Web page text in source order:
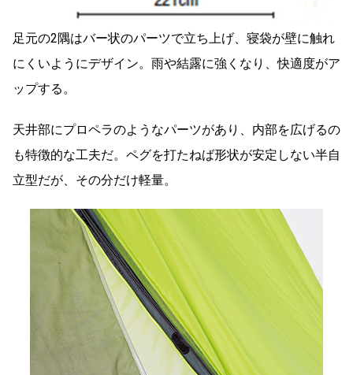
足元の2隅はバー状のパーツで立ち上げ、寝袋が壁に触れ
にくいようにデザイン。雨や結露に強くなり、快適度がア
ップする。
天井部にプロペラのようなパーツがあり、内部を広げるの
も特徴的な工夫だ。ペグを打たねば形状が安定しない半自
立型だが、その分だけ軽量。